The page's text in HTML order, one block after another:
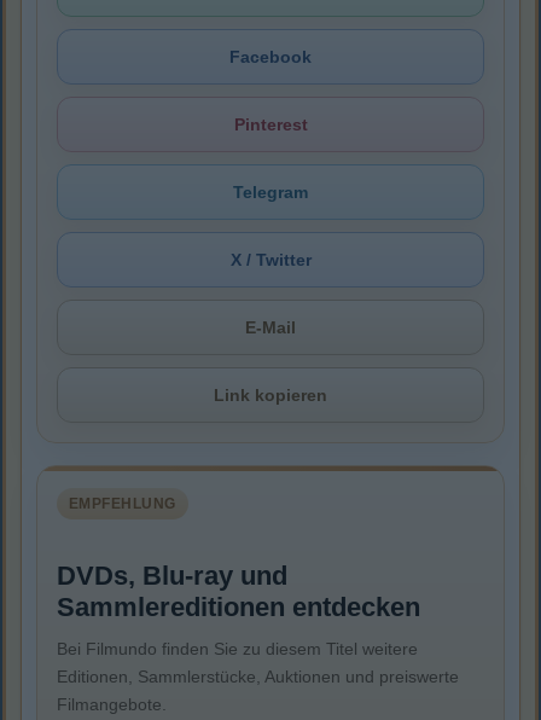
Facebook
Pinterest
Telegram
X / Twitter
E-Mail
Link kopieren
EMPFEHLUNG
DVDs, Blu-ray und
Sammlereditionen entdecken
Bei Filmundo finden Sie zu diesem Titel weitere
Editionen, Sammlerstücke, Auktionen und preiswerte
Filmangebote.